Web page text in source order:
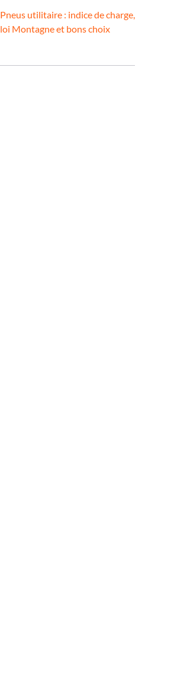
Pneus utilitaire : indice de charge,
loi Montagne et bons choix